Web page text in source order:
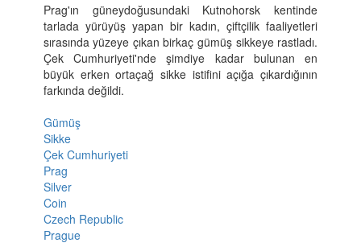
Prag'ın güneydoğusundaki Kutnohorsk kentinde
tarlada yürüyüş yapan bir kadın, çiftçilik faaliyetleri
sırasında yüzeye çıkan birkaç gümüş sikkeye rastladı.
Çek Cumhuriyeti'nde şimdiye kadar bulunan en
büyük erken ortaçağ sikke istifini açığa çıkardığının
farkında değildi.
Gümüş
Sikke
Çek Cumhuriyeti
Prag
Silver
Coin
Czech Republic
Prague